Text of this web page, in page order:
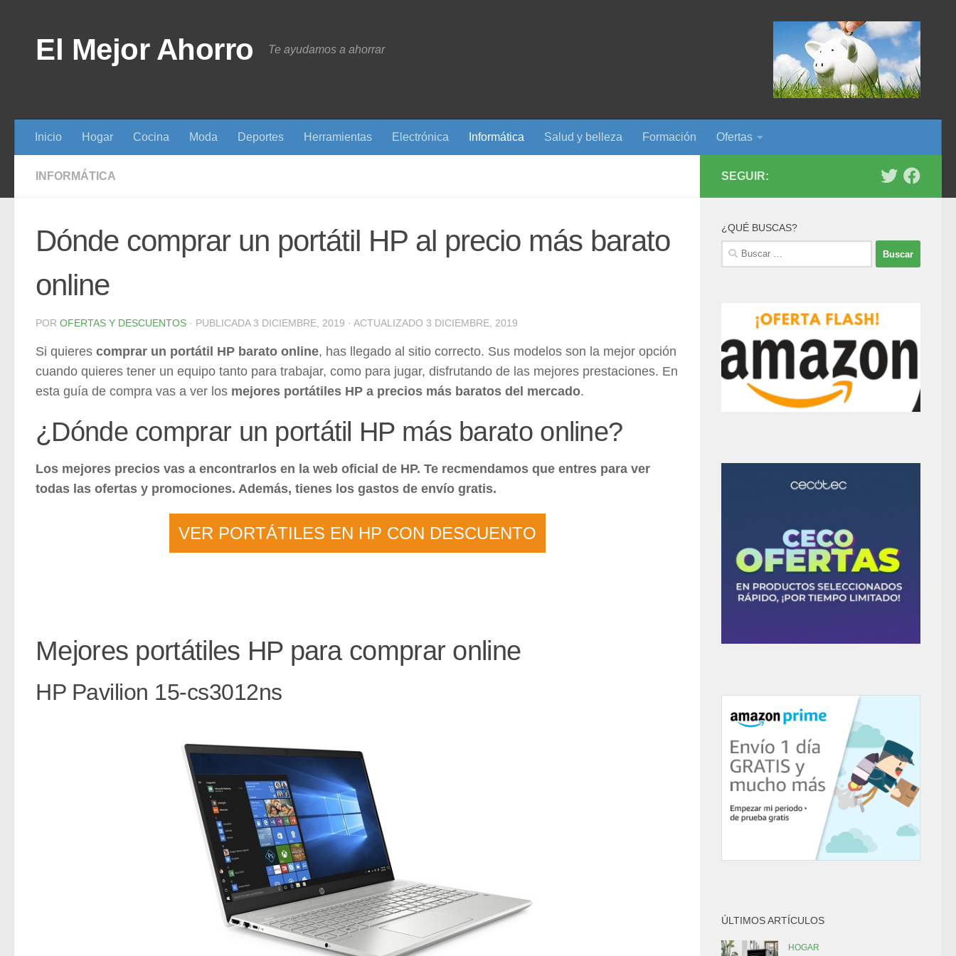
El Mejor Ahorro Te ayudamos a ahorrar
Inicio Hogar Cocina Moda Deportes Herramientas Electrónica Informática Salud y belleza Formación Ofertas
INFORMÁTICA
Dónde comprar un portátil HP al precio más barato
online
POR OFERTAS Y DESCUENTOS · PUBLICADA 3 DICIEMBRE, 2019 · ACTUALIZADO 3 DICIEMBRE, 2019
Si quieres comprar un portátil HP barato online, has llegado al sitio correcto. Sus modelos son la mejor opción
cuando quieres tener un equipo tanto para trabajar, como para jugar, disfrutando de las mejores prestaciones. En
esta guía de compra vas a ver los mejores portátiles HP a precios más baratos del mercado.
¿Dónde comprar un portátil HP más barato online?
Los mejores precios vas a encontrarlos en la web oficial de HP. Te recmendamos que entres para ver
todas las ofertas y promociones. Además, tienes los gastos de envío gratis.
VER PORTÁTILES EN HP CON DESCUENTO
Mejores portátiles HP para comprar online
HP Pavilion 15-cs3012ns
SEGUIR:
¿QUÉ BUSCAS?
Buscar:
ÚLTIMOS ARTÍCULOS
HOGAR